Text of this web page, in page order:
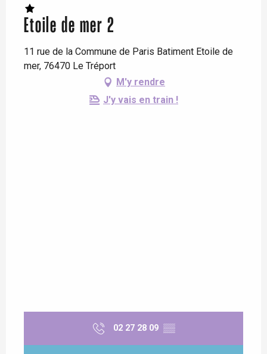
Etoile de mer 2
11 rue de la Commune de Paris Batiment Etoile de
mer, 76470 Le Tréport
M'y rendre
J'y vais en train !
02 27 28 09 ▒▒